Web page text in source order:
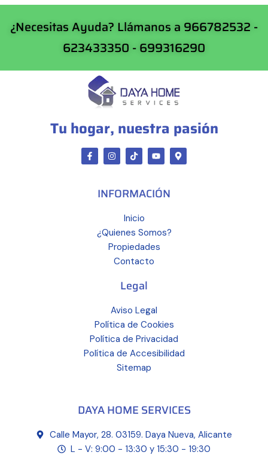
¿Necesitas Ayuda? Llámanos a 966782532 -
623433350 - 699316290
Tu hogar, nuestra pasión
INFORMACIÓN
Inicio
¿Quienes Somos?
Propiedades
Contacto
Legal
Aviso Legal
Política de Cookies
Política de Privacidad
Política de Accesibilidad
Sitemap
DAYA HOME SERVICES
Calle Mayor, 28. 03159. Daya Nueva, Alicante
L - V: 9:00 - 13:30 y 15:30 - 19:30